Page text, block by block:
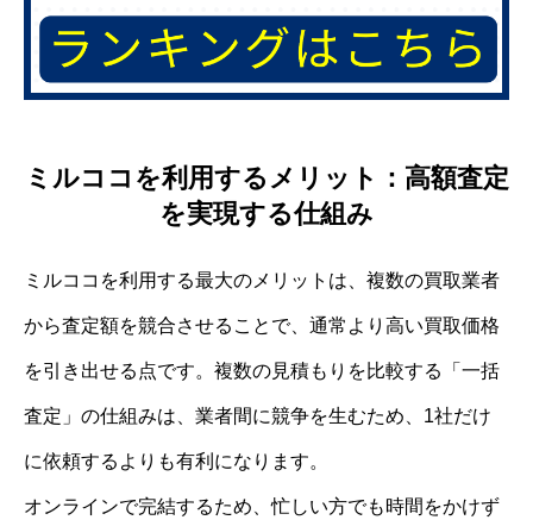
ミルココを利用するメリット：高額査定
を実現する仕組み
ミルココを利用する最大のメリットは、複数の買取業者
から査定額を競合させることで、通常より高い買取価格
を引き出せる点です。複数の見積もりを比較する「一括
査定」の仕組みは、業者間に競争を生むため、1社だけ
に依頼するよりも有利になります。
オンラインで完結するため、忙しい方でも時間をかけず